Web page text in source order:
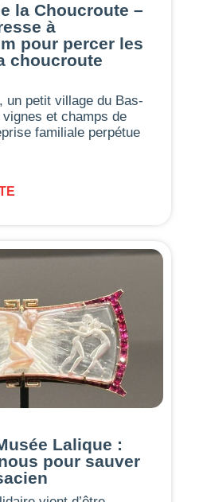
la Choucroute –
à
pour percer les
choucroute
un petit village du Bas-
vignes et champs de
familiale perpétue
Lalique :
pour sauver